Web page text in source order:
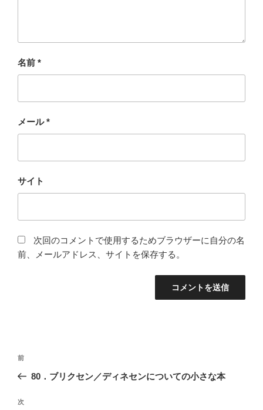
名前 *
メール*
サイト
次回のコメントで使用するためブラウザーに自分の名
前、メールアドレス、サイトを保存する。
投
ビ
前
の
稿
前
80．ブリクセン／ディネセンについての小さな本
次
次